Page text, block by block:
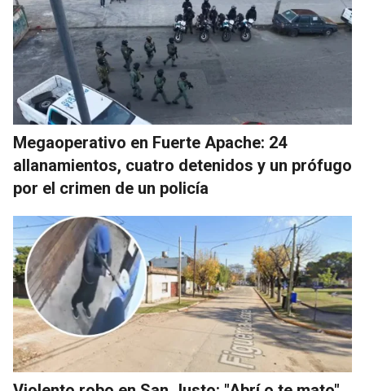
Megaoperativo en Fuerte Apache: 24
allanamientos, cuatro detenidos y un prófugo
por el crimen de un policía